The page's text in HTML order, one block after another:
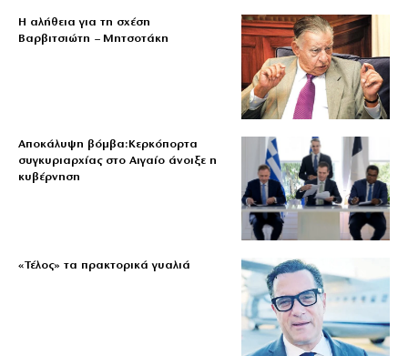
Η αλήθεια για τη σχέση
Βαρβιτσιώτη – Μητσοτάκη
Αποκάλυψη βόμβα:Κερκόπορτα
συγκυριαρχίας στο Αιγαίο άνοιξε η
κυβέρνηση
«Τέλος» τα πρακτορικά γυαλιά